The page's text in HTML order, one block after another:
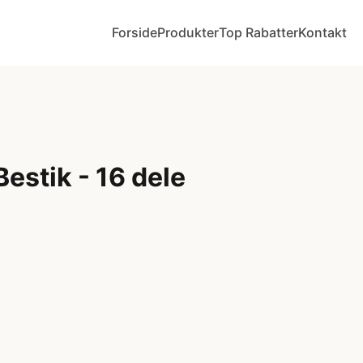
ForsideProdukterTop RabatterKontakt
- 16 dele